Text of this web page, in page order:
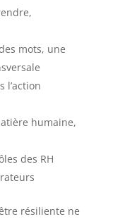
mots, une
l’action
humaine,
des RH
résiliente ne